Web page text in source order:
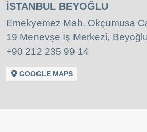
İSTANBUL BEYOĞLU
Emekyemez Mah. Okçumusa
19 Menevşe İş Merkezi,
+90 212 235 99 14
GOOGLE MAPS